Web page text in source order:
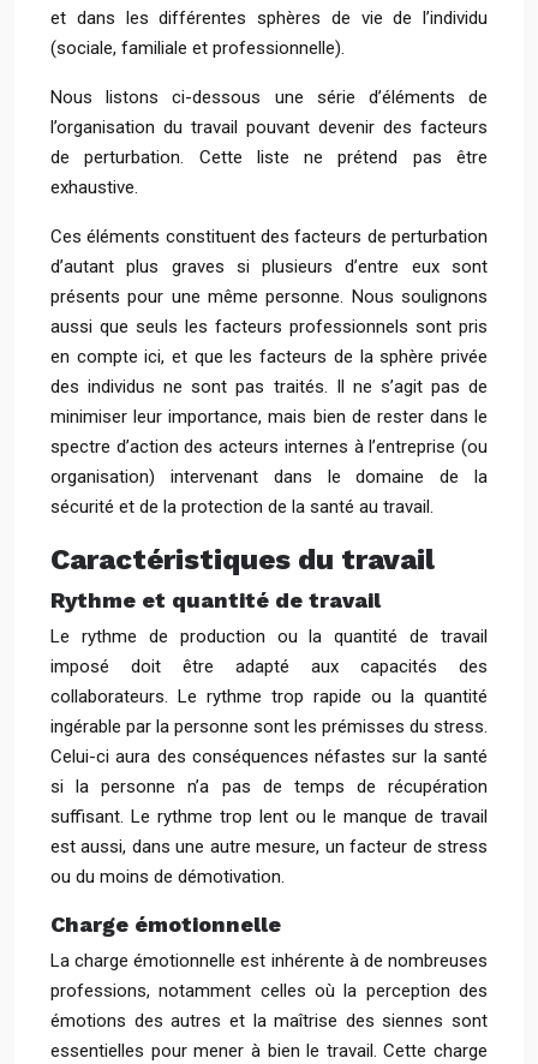
et dans les différentes sphères de vie de l’individu
(sociale, familiale et professionnelle).
Nous listons ci-dessous une série d’éléments de
l’organisation du travail pouvant devenir des facteurs
de perturbation. Cette liste ne prétend pas être
exhaustive.
Ces éléments constituent des facteurs de perturbation
d’autant plus graves si plusieurs d’entre eux sont
présents pour une même personne. Nous soulignons
aussi que seuls les facteurs professionnels sont pris
en compte ici, et que les facteurs de la sphère privée
des individus ne sont pas traités. Il ne s’agit pas de
minimiser leur importance, mais bien de rester dans le
spectre d’action des acteurs internes à l’entreprise (ou
organisation) intervenant dans le domaine de la
sécurité et de la protection de la santé au travail.
Caractéristiques du travail
Rythme et quantité de travail
Le rythme de production ou la quantité de travail
imposé doit être adapté aux capacités des
collaborateurs. Le rythme trop rapide ou la quantité
ingérable par la personne sont les prémisses du stress.
Celui-ci aura des conséquences néfastes sur la santé
si la personne n’a pas de temps de récupération
suffisant. Le rythme trop lent ou le manque de travail
est aussi, dans une autre mesure, un facteur de stress
ou du moins de démotivation.
Charge émotionnelle
La charge émotionnelle est inhérente à de nombreuses
professions, notamment celles où la perception des
émotions des autres et la maîtrise des siennes sont
essentielles pour mener à bien le travail. Cette charge